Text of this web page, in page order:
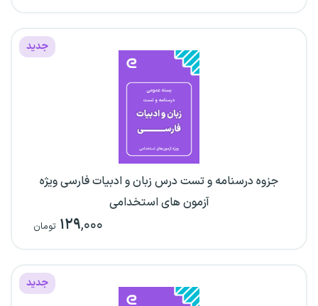
جدید
جزوه درسنامه و تست درس زبان و ادبیات فارسی ویژه
آزمون های استخدامی
۱۲۹,۰۰۰ تومان
جدید